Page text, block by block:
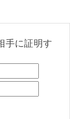
手に証明す